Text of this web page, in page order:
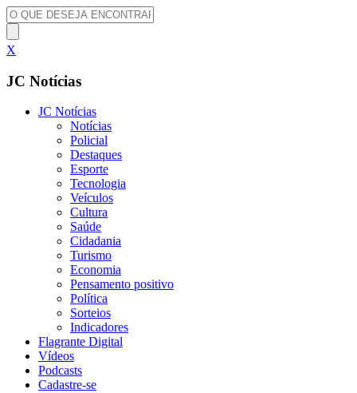
X
JC Notícias
JC Notícias
Notícias
Policial
Destaques
Esporte
Tecnologia
Veículos
Cultura
Saúde
Cidadania
Turismo
Economia
Pensamento positivo
Política
Sorteios
Indicadores
Flagrante Digital
Vídeos
Podcasts
Cadastre-se